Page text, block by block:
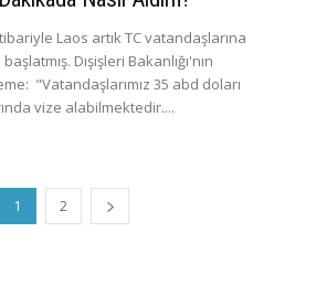
Laos artık TC vatandaşlarına
Dışişleri Bakanlığı'nın
"Vatandaşlarımız 35 abd doları
vize alabilmektedir....
1 2